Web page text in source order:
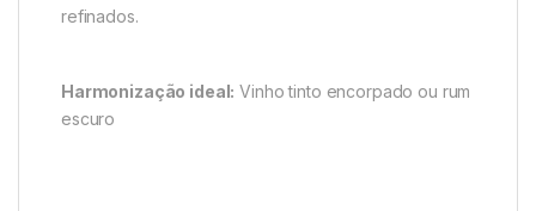
refinados.
Harmonização ideal: Vinho tinto encorpado ou rum
escuro